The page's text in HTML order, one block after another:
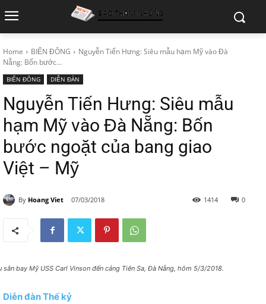
Home BIỂN ĐÔNG
Nguyễn Tiến Hưng: Siêu mẫu hạm Mỹ vào Đà
Nẵng: Bốn bước...
BIỂN ĐÔNG DIỄN ĐÀN
Nguyễn Tiến Hưng: Siêu mẫu
hạm Mỹ vào Đà Nẵng: Bốn
bước ngoặt của bang giao
Việt – Mỹ
By Hoang Viet 07/03/2018 0
1414
sân bay Mỹ USS Carl Vinson đến cảng Tiên Sa, Đà Nẵng, hôm 5/3/2018.
Diễn đàn Thế kỷ